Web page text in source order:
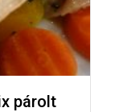
párolt